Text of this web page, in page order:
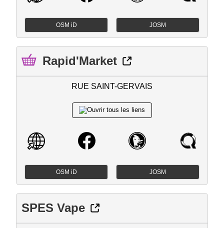
OSM iD JOSM
Rapid'Market
RUE SAINT-GERVAIS
OSM iD JOSM
SPES Vape